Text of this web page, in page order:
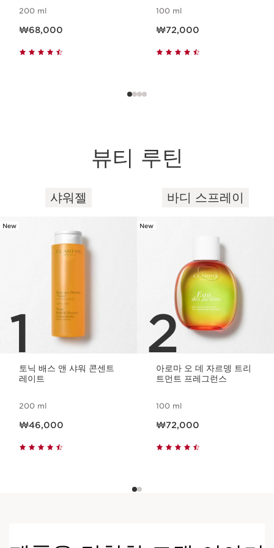
200 ml
₩68,000
100 ml
₩72,000
뷰티 루틴
컨텐츠로 이동하기
샤워젤
1
New
토닉 배스 앤 샤워 콘센트
레이트
200 ml
₩46,000
바디 스프레이
2
New
아로마 오 데 자르뎅 트리
트먼트 프레그런스
100 ml
₩72,000